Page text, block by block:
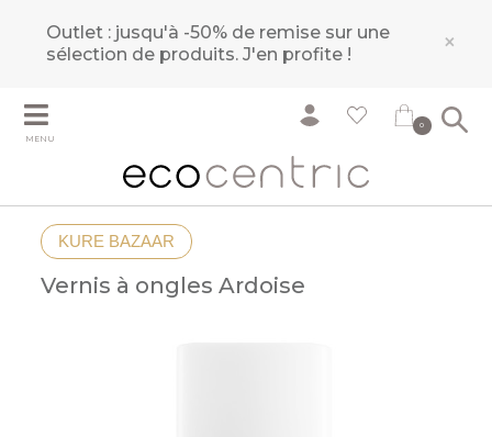
Outlet : jusqu'à -50% de remise sur une
sélection de produits.J'en profite ! ×
MENU
0
KURE BAZAAR
Vernis à ongles Ardoise